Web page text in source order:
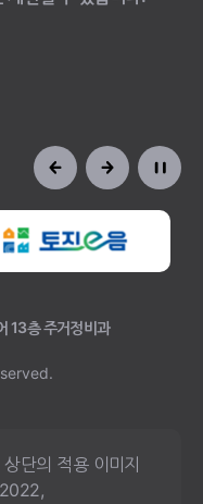
13층 주거정비과
단의 적용 이미지